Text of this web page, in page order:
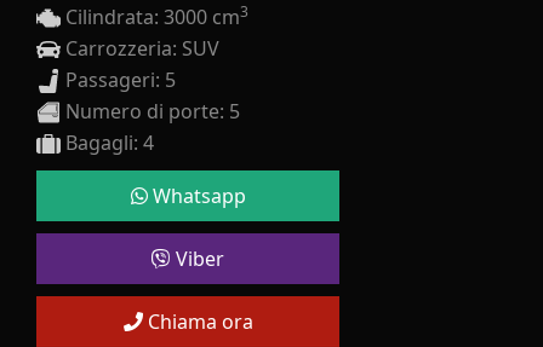
Cilindrata: 3000 cm3
Carrozzeria: SUV
Passageri: 5
Numero di porte: 5
Bagagli: 4
Whatsapp
Viber
Chiama ora